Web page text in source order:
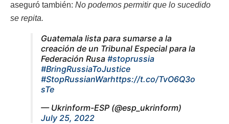
aseguró también: No podemos permitir que lo sucedido
se repita.
Guatemala lista para sumarse a la
creación de un Tribunal Especial para la
Federación Rusa #stoprussia
#BringRussiaToJustice
#StopRussianWarhttps://t.co/TvO6Q3o
sTe
— Ukrinform-ESP (@esp_ukrinform)
July 25, 2022